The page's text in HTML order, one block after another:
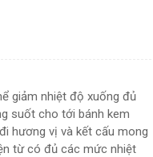
giảm nhiệt độ xuống đủ
suốt cho tới bánh kem
hương vị và kết cấu mong
từ có đủ các mức nhiệt